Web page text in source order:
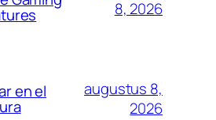
8, 2026
en el
augustus 8,
2026